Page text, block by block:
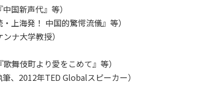
国新声代』等）
上海発！ 中国的驚愕流儀』等）
ナ大学教授）
舞伎町より愛をこめて』等）
、2012年TED Globalスピーカー）